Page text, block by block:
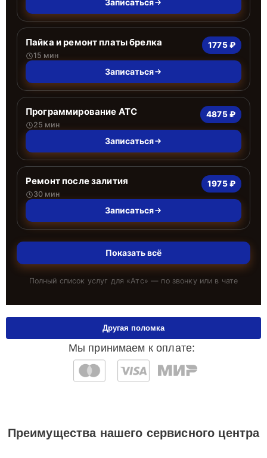
Записаться
Пайка и ремонт платы брелка
15 мин
1775 ₽
Записаться
Программирование АТС
25 мин
4875 ₽
Записаться
Ремонт после залития
30 мин
1975 ₽
Записаться
Показать всё
Полный список услуг для «Атс» — по звонку или в чате
Мы принимаем к оплате:
Другая поломка
Преимущества нашего сервисного центра